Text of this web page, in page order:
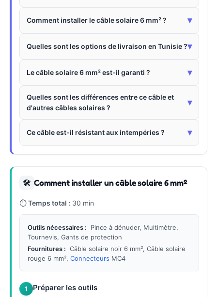
Comment installer le câble solaire 6 mm² ? ▾
Quelles sont les options de livraison en Tunisie ?▾
Le câble solaire 6 mm² est-il garanti ? ▾
Quelles sont les différences entre ce câble et
d'autres câbles solaires ?
▾
Ce câble est-il résistant aux intempéries ? ▾
🛠 Comment installer un câble solaire 6 mm²
⏱Temps total : 30 min
Outils nécessaires :
Pince à dénuder, Multimètre,
Tournevis, Gants de protection
Fournitures : Câble solaire noir 6 mm², Câble solaire
rouge 6 mm², Connecteurs MC4
1 Préparer les outils